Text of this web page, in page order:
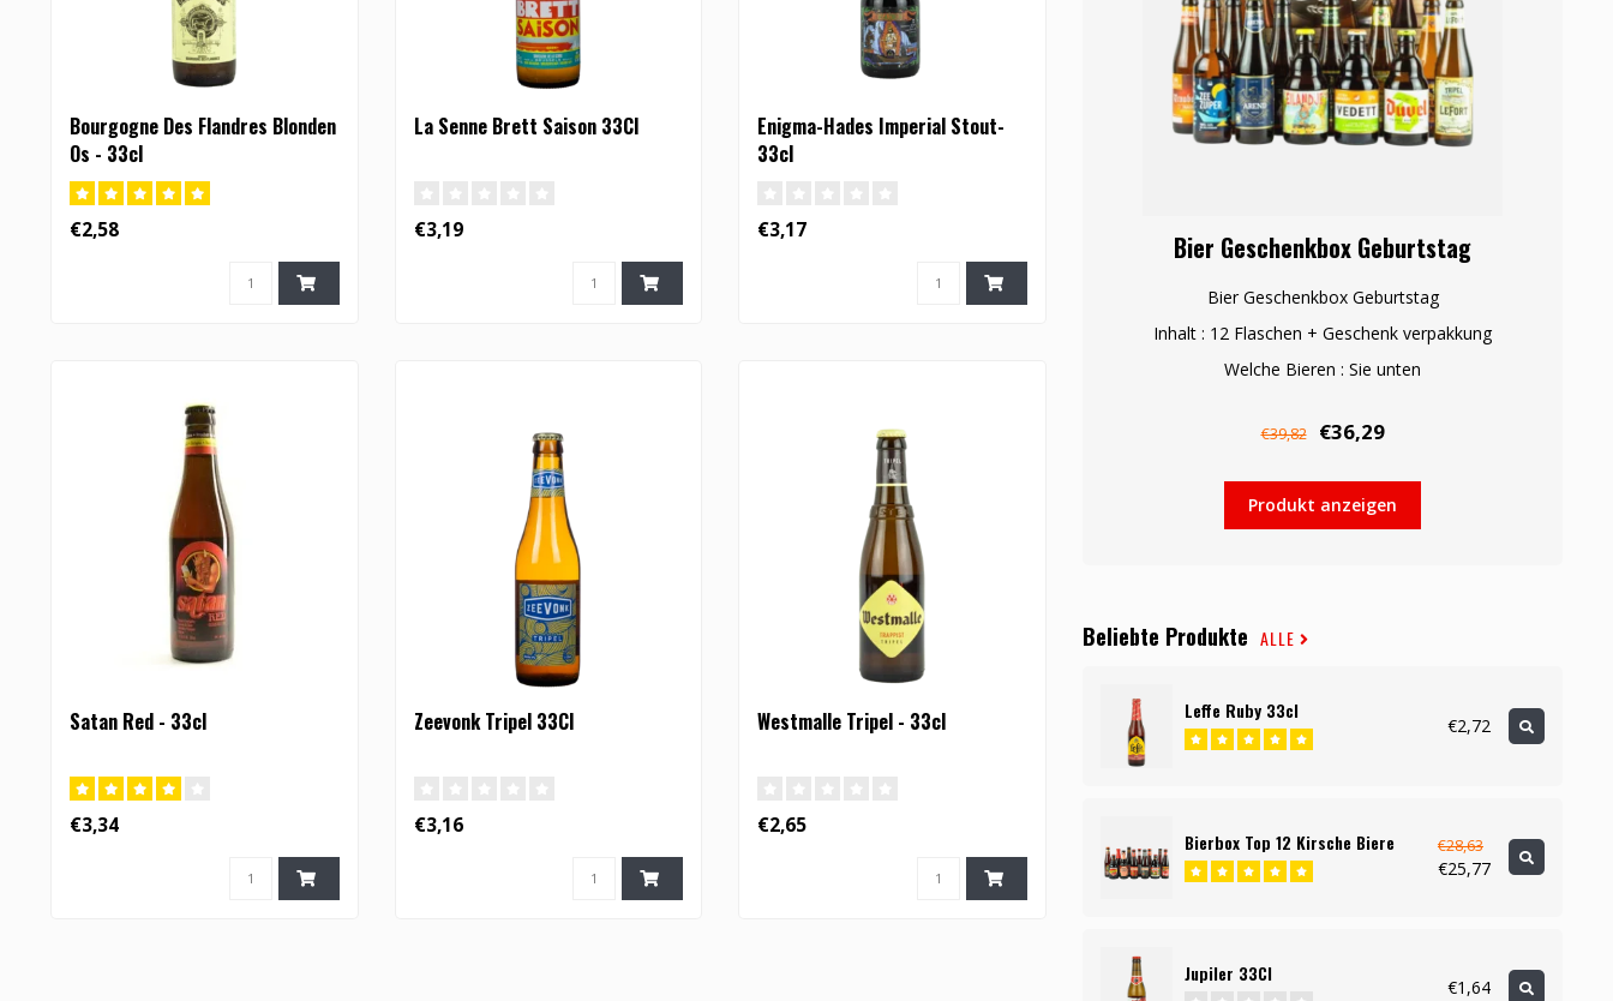
Bourgogne Des Flandres Blonden
Os - 33cl
€2,58
La Senne Brett Saison 33Cl
€3,19
Enigma-Hades Imperial Stout-
33cl
€3,17
Satan Red - 33cl
€3,34
Zeevonk Tripel 33Cl
€3,16
Westmalle Tripel - 33cl
€2,65
Bier Geschenkbox Geburtstag
Bier Geschenkbox Geburtstag
Inhalt : 12 Flaschen + Geschenk verpakkung
Welche Bieren : Sie unten
€39,82 €36,29
Produkt anzeigen
Beliebte Produkte ALLE
Leffe Ruby 33cl
€2,72
Bierbox Top 12 Kirsche Biere €28,63
€25,77
Jupiler 33Cl
€1,64